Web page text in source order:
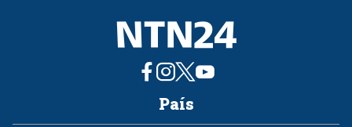
País